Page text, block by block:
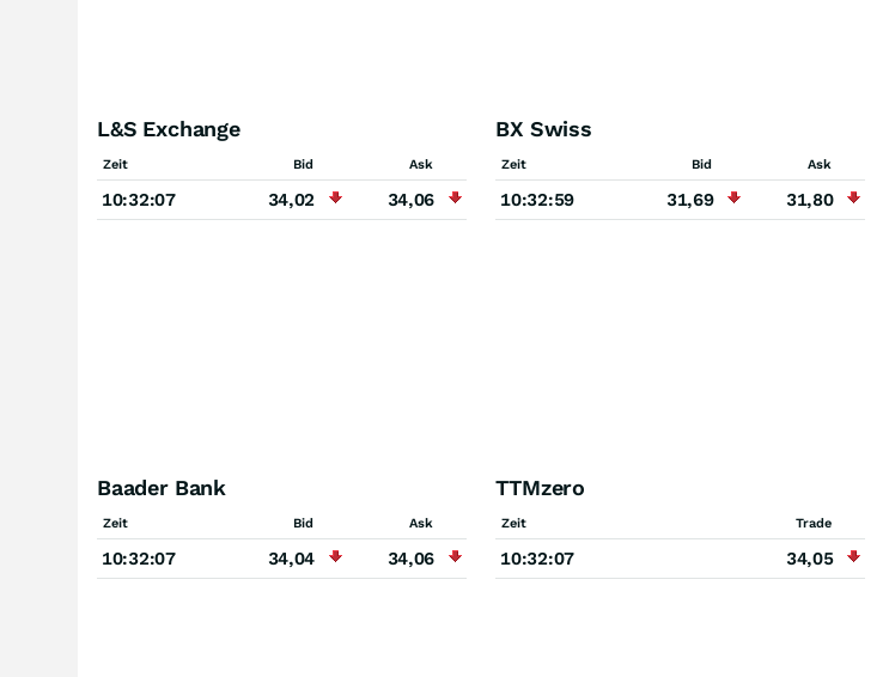
L&S Exchange
Zeit Bid Ask
10:32:07 34,02 34,06
BX Swiss
Zeit Bid Ask
10:32:59 31,69 31,80
Baader Bank
Zeit Bid Ask
10:32:07 34,04 34,06
TTMzero
Zeit Trade
10:32:07 34,05